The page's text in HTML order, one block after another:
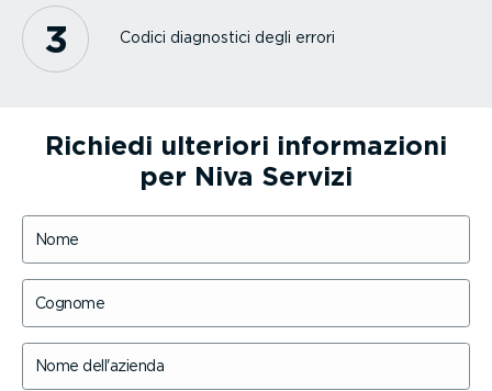
3 Codici diagnostici degli errori
Richiedi ulteriori infor­ma­zioni
per Niva Servizi
Nome
Cognome
Nome dell'azienda